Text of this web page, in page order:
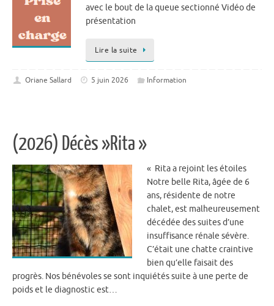
avec le bout de la queue sectionné Vidéo de
présentation
Lire la suite
Oriane Sallard 5 juin 2026 Information
(2026) Décès »Rita »
« Rita a rejoint les étoiles
Notre belle Rita, âgée de 6
ans, résidente de notre
chalet, est malheureusement
décédée des suites d’une
insuffisance rénale sévère.
C’était une chatte craintive
bien qu’elle faisait des
progrès. Nos bénévoles se sont inquiétés suite à une perte de
poids et le diagnostic est…